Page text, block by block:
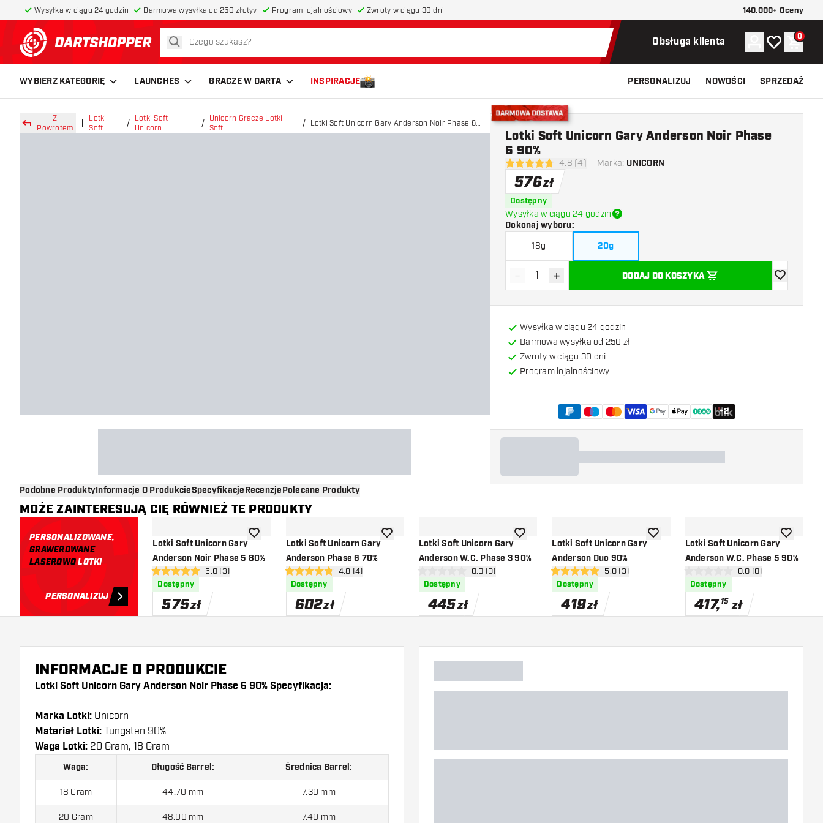
Wysyłka w ciągu 24 godzin Darmowa wysyłka od 250 złotyv Program lojalnościowy Zwroty w ciągu 30 dni 140.000+ Oceny
powrót do strony głównej
szukaj Obsługa klienta Konto
Moja listaKoszyk
0
WYBIERZ KATEGORIĘ LAUNCHES GRACZE W DARTA INSPIRACJE PERSONALIZUJ NOWOŚCI SPRZEDAŻ
Z
Powrotem
Lotki
Soft
Lotki Soft
Unicorn
Unicorn Gracze Lotki
Soft
Lotki Soft Unicorn Gary Anderson Noir Phase 6
90%
Darmowa dostawa
4.8 gwiazdki oceny
4.8 (4) Marka: UNICORN
Lotki Soft Unicorn Gary Anderson Noir Phase
6 90%
576zł
Dostępny
Wysyłka w ciągu 24 godzin
Dokonaj wyboru:
18g 20g
Zmniejsz ilość
- Zwiększ ilość
+ DODAJ DO KOSZYKA
dodaj do
Wysyłka w ciągu 24 godzin
Darmowa wysyłka od 250 zł
Zwroty w ciągu 30 dni
Program lojalnościowy
+2
Podobne ProduktyInformacje O ProdukcieSpecyfikacjeRecenzjePolecane Produkty
MOŻE ZAINTERESUJĄ CIĘ RÓWNIEŻ TE PRODUKTY
PERSONALIZOWANE,
GRAWEROWANE
LASEROWOLOTKI
PERSONALIZUJ
Lotki Soft Unicorn Gary
Anderson Noir Phase 5 80%
otwórz panel recenzji
5 gwiazdki oceny5.0 (3)
Dostępny
575zł
dodaj do listy życzeńLotki Soft Unicorn Gary
Anderson Phase 6 70%
otwórz panel recenzji
4.8 gwiazdki oceny
4.8 (4)
Dostępny
602zł
dodaj do listy życzeńLotki Soft Unicorn Gary
Anderson W.C. Phase 3 90%
otwórz panel recenzji
0 gwiazdki oceny0.0 (0)
Dostępny
445zł
dodaj do listy życzeńLotki Soft Unicorn Gary
Anderson Duo 90%
otwórz panel recenzji
5 gwiazdki oceny5.0 (3)
Dostępny
419zł
dodaj do listy życzeńLotki Soft Unicorn Gary
Anderson W.C. Phase 5 90%
otwórz panel recenzji
0 gwiazdki oceny0.0 (0)
Dostępny
417,15 zł
dodaj do
INFORMACJE O PRODUKCIE
Lotki Soft Unicorn Gary Anderson Noir Phase 6 90% Specyfikacja:
Marka Lotki: Unicorn
Materiał Lotki: Tungsten 90%
Waga Lotki: 20 Gram, 18 Gram
Waga: Długość Barrel: Średnica Barrel:
18 Gram 44.70 mm 7.30 mm
20 Gram 48.00 mm 7.40 mm